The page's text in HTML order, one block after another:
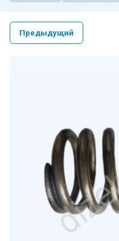
Предыдущий